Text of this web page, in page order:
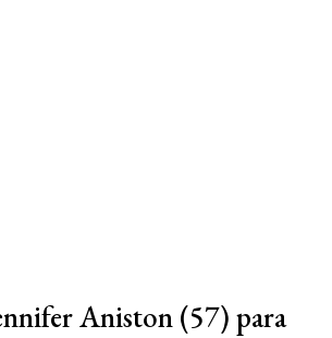
Aniston (57) para